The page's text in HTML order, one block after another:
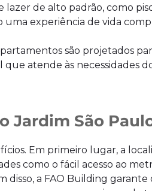
de alto padrão, como
uma experiência de vida
são projetados
atende às necessidades
Jardim São
Em primeiro lugar, a
como o fácil acesso ao
disso, a FAO Building garante